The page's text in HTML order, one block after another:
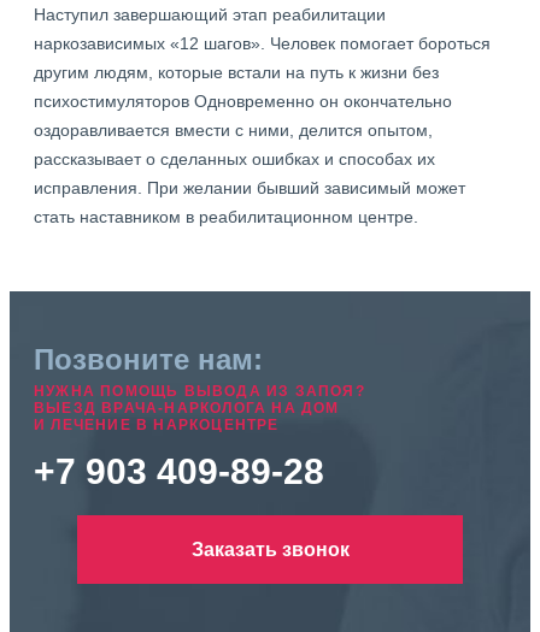
Наступил завершающий этап реабилитации
наркозависимых «12 шагов». Человек помогает бороться
другим людям, которые встали на путь к жизни без
психостимуляторов Одновременно он окончательно
оздоравливается вмести с ними, делится опытом,
рассказывает о сделанных ошибках и способах их
исправления. При желании бывший зависимый может
стать наставником в реабилитационном центре.
Позвоните нам:
НУЖНА ПОМОЩЬ ВЫВОДА ИЗ ЗАПОЯ?
ВЫЕЗД ВРАЧА-НАРКОЛОГА НА ДОМ
И ЛЕЧЕНИЕ В НАРКОЦЕНТРЕ
+7 903 409-89-28
Заказать звонок